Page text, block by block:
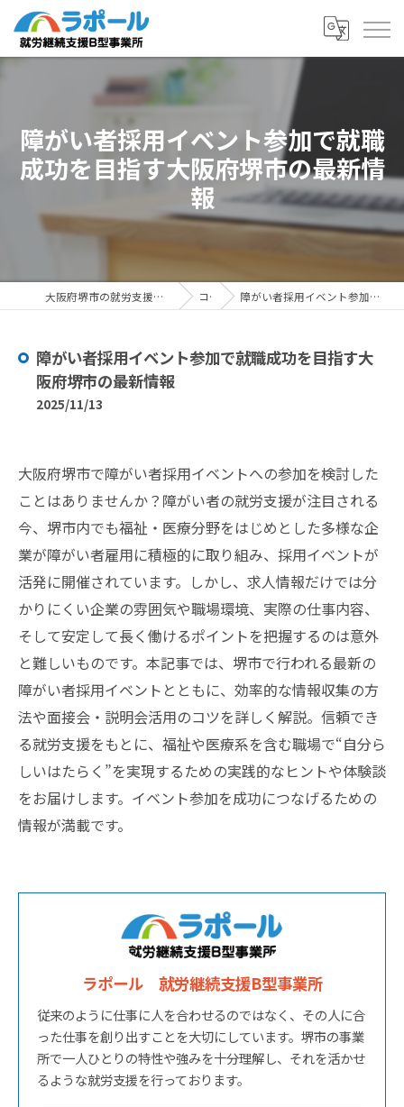
障がい者採用イベント参加で就職
成功を目指す大阪府堺市の最新情
報
大阪府堺市の就労支援ならラポール 就労継続支援B型事業所 コラム 障がい者採用イベント参加で就職成功を目指す大阪府堺市の最新情報
障がい者採用イベント参加で就職成功を目指す大
阪府堺市の最新情報
2025/11/13
大阪府堺市で障がい者採用イベントへの参加を検討した
ことはありませんか？障がい者の就労支援が注目される
今、堺市内でも福祉・医療分野をはじめとした多様な企
業が障がい者雇用に積極的に取り組み、採用イベントが
活発に開催されています。しかし、求人情報だけでは分
かりにくい企業の雰囲気や職場環境、実際の仕事内容、
そして安定して長く働けるポイントを把握するのは意外
と難しいものです。本記事では、堺市で行われる最新の
障がい者採用イベントとともに、効率的な情報収集の方
法や面接会・説明会活用のコツを詳しく解説。信頼でき
る就労支援をもとに、福祉や医療系を含む職場で“自分ら
しいはたらく”を実現するための実践的なヒントや体験談
をお届けします。イベント参加を成功につなげるための
情報が満載です。
ラポール 就労継続支援B型事業所
従来のように仕事に人を合わせるのではなく、その人に合
った仕事を創り出すことを大切にしています。堺市の事業
所で一人ひとりの特性や強みを十分理解し、それを活かせ
るような就労支援を行っております。